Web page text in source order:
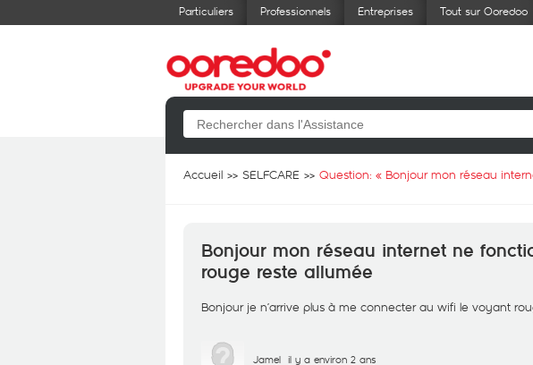
Particuliers Professionnels Entreprises Tout sur Ooredoo
Accueil SELFCARE Question: « Bonjour mon réseau
Bonjour mon réseau internet ne
rouge reste allumée
Bonjour je n’arrive plus à me connecter au wifi le voyant
Jamel il y a environ 2 ans